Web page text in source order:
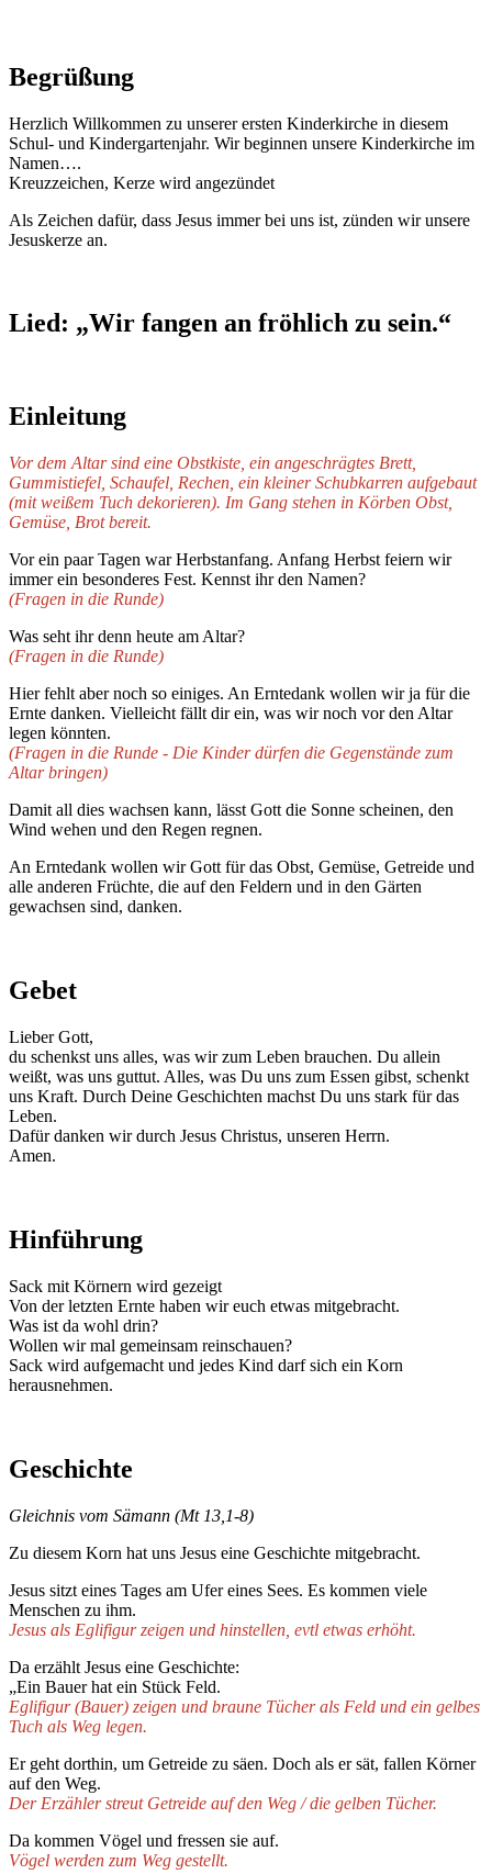
Begrüßung
Herzlich Willkommen zu unserer ersten Kinderkirche in diesem
Schul- und Kindergartenjahr. Wir beginnen unsere Kinderkirche im
Namen….
Kreuzzeichen, Kerze wird angezündet
Als Zeichen dafür, dass Jesus immer bei uns ist, zünden wir unsere
Jesuskerze an.
Lied: „Wir fangen an fröhlich zu sein.“
Einleitung
Vor dem Altar sind eine Obstkiste, ein angeschrägtes Brett,
Gummistiefel, Schaufel, Rechen, ein kleiner Schubkarren aufgebaut
(mit weißem Tuch dekorieren). Im Gang stehen in Körben Obst,
Gemüse, Brot bereit.
Vor ein paar Tagen war Herbstanfang. Anfang Herbst feiern wir
immer ein besonderes Fest. Kennst ihr den Namen?
(Fragen in die Runde)
Was seht ihr denn heute am Altar?
(Fragen in die Runde)
Hier fehlt aber noch so einiges. An Erntedank wollen wir ja für die
Ernte danken. Vielleicht fällt dir ein, was wir noch vor den Altar
legen könnten.
(Fragen in die Runde - Die Kinder dürfen die Gegenstände zum
Altar bringen)
Damit all dies wachsen kann, lässt Gott die Sonne scheinen, den
Wind wehen und den Regen regnen.
An Erntedank wollen wir Gott für das Obst, Gemüse, Getreide und
alle anderen Früchte, die auf den Feldern und in den Gärten
gewachsen sind, danken.
Gebet
Lieber Gott,
du schenkst uns alles, was wir zum Leben brauchen. Du allein
weißt, was uns guttut. Alles, was Du uns zum Essen gibst, schenkt
uns Kraft. Durch Deine Geschichten machst Du uns stark für das
Leben.
Dafür danken wir durch Jesus Christus, unseren Herrn.
Amen.
Hinführung
Sack mit Körnern wird gezeigt
Von der letzten Ernte haben wir euch etwas mitgebracht.
Was ist da wohl drin?
Wollen wir mal gemeinsam reinschauen?
Sack wird aufgemacht und jedes Kind darf sich ein Korn
herausnehmen.
Geschichte
Gleichnis vom Sämann (Mt 13,1-8)
Zu diesem Korn hat uns Jesus eine Geschichte mitgebracht.
Jesus sitzt eines Tages am Ufer eines Sees. Es kommen viele
Menschen zu ihm.
Jesus als Eglifigur zeigen und hinstellen, evtl etwas erhöht.
Da erzählt Jesus eine Geschichte:
„Ein Bauer hat ein Stück Feld.
Eglifigur (Bauer) zeigen und braune Tücher als Feld und ein gelbes
Tuch als Weg legen.
Er geht dorthin, um Getreide zu säen. Doch als er sät, fallen Körner
auf den Weg.
Der Erzähler streut Getreide auf den Weg / die gelben Tücher.
Da kommen Vögel und fressen sie auf.
Vögel werden zum Weg gestellt.